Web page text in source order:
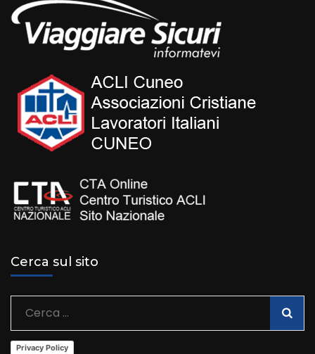
Cerca sul sito
Ricerca
per:
Privacy Policy